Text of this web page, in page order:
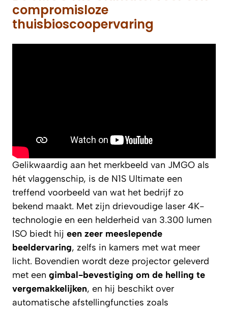
compromisloze
thuisbioscoopervaring
Gelikwaardig aan het merkbeeld van JMGO als
hét vlaggenschip, is de N1S Ultimate een
treffend voorbeeld van wat het bedrijf zo
bekend maakt. Met zijn drievoudige laser 4K-
technologie en een helderheid van 3.300 lumen
ISO biedt hij een zeer meeslepende
beeldervaring, zelfs in kamers met wat meer
licht. Bovendien wordt deze projector geleverd
met een gimbal-bevestiging om de helling te
vergemakkelijken, en hij beschikt over
automatische afstellingfuncties zoals